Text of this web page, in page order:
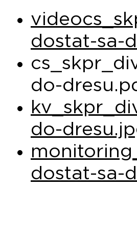
dostat-sa-
do-
do-
dostat-sa-